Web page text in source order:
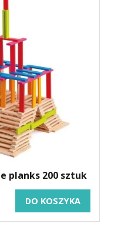
planks 200 sztuk
DO KOSZYKA